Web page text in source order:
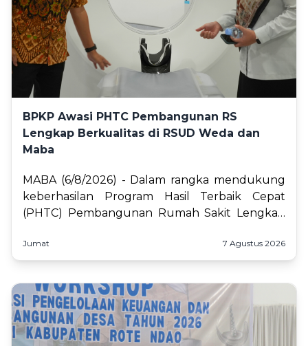
BPKP Awasi PHTC Pembangunan RS
Lengkap Berkualitas di RSUD Weda dan
Maba
MABA (6/8/2026) - Dalam rangka mendukung
keberhasilan Program Hasil Terbaik Cepat
(PHTC) Pembangunan Rumah Sakit Lengkap
Utara melaksan
Jumat 7 Agustus 2026